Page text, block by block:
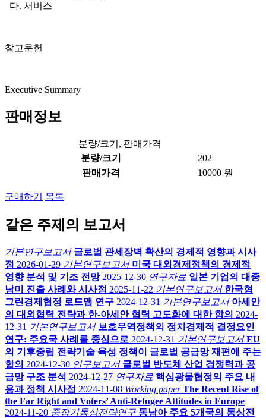
다. 서비스
참고문헌
Executive Summary
판매정보
분량/크기, 판매가격
분량/크기
202
판매가격
10000 원
구매하기 목록
같은 주제의 보고서
기본연구보고서 글로벌 관세장벽 확산의 경제적 영향과 시사
점 2026-01-29 기본연구보고서 미국 대외경제정책의 경제적
영향 분석 및 기조 전망 2025-12-30 연구자료 일본 기업의 대중
남미 진출 사례와 시사점 2025-11-22 기본연구보고서 한국형
그린경제협정 로드맵 연구 2024-12-31 기본연구보고서 아세안
의 대외협력 전략과 한-아세안 협력 고도화에 대한 함의 2024-
12-31 기본연구보고서 보호무역정책의 정치경제적 결정요인
연구: 주요국 사례를 중심으로 2024-12-31 기본연구보고서 EU
의 기후중립 전략기술 육성 정책이 글로벌 공급망 재편에 주는
함의 2024-12-30 연구보고서 글로벌 반도체 산업 경쟁력과 공
급망 구조 분석 2024-12-27 연구자료 핵심광물협정의 주요 내
용과 정책 시사점 2024-11-08 Working paper The Recent Rise of
the Far Right and Voters’ Anti-Refugee Attitudes in Europe
2024-11-20 중장기통상전략연구 동남아 주요 5개국의 통상전